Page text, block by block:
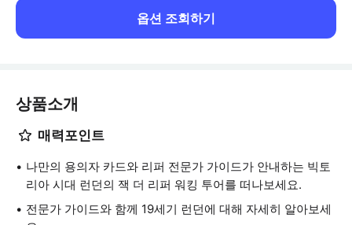
옵션 조회하기
상품소개
매력포인트
나만의 용의자 카드와 리퍼 전문가 가이드가 안내하는 빅토
리아 시대 런던의 잭 더 리퍼 워킹 투어를 떠나보세요.
전문가 가이드와 함께 19세기 런던에 대해 자세히 알아보세